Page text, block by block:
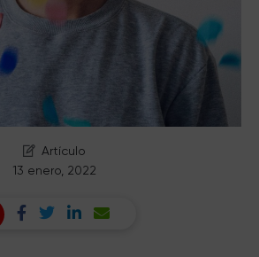
Artículo
13 enero, 2022